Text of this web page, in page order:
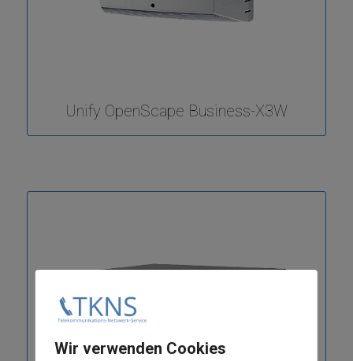
Unify OpenScape Business-X3W
Wir verwenden Cookies